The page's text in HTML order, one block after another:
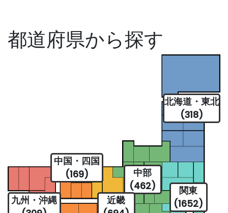
都道府県から探す
北海道・東北
(318)
関東
(1652)
中部
(462)
近畿
中国・四国
(169)
九州・沖縄